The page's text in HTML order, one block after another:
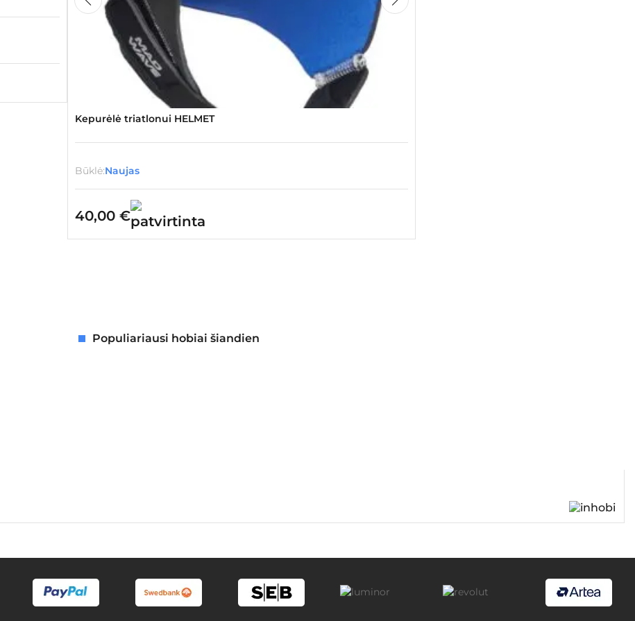
Naujas
Kepurėlė triatlonui HELMET
Būklė:Naujas
40,00 €
Populiariausi hobiai šiandien